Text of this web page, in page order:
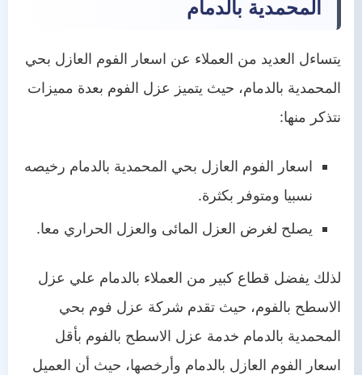
المحمدية بالدمام
يتساءل العديد من العملاء عن اسعار الفوم العازل بحي
المحمدية بالدمام، حيث يتميز عزل الفوم بعدة مميزات
نتذكر منها:
اسعار الفوم العازل بحي المحمدية بالدمام رخيصه
نسبيا ومتوفر بكثرة.
يصلح لغرض العزل المائى والعزل الحراري معا.
لذلك يفضل قطاع كبير من العملاء بالدمام علي عزل
الاسطح بالفوم، حيث تقدم شركة عزل فوم بحي
المحمدية بالدمام خدمة عزل الاسطح بالفوم بأقل
اسعار الفوم العازل بالدمام وأرخصها، حيث أن العميل